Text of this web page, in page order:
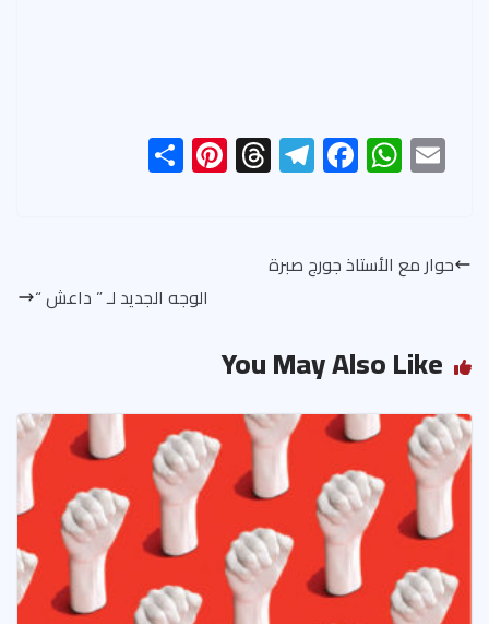
E
m
W
h
s
p
F
ac
b
o
Te
le
a
m
T
hr
Pi
nt
t
حوار مع الأستاذ جورج صبرة
الوجه الجديد لـ ” داعش “
You May Also Like